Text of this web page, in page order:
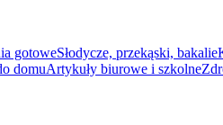
gotoweSłodycze, przekąski, bakalie
domuArtykuły biurowe i szkolne